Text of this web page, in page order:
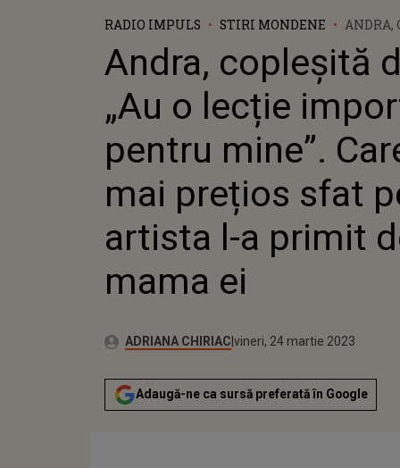
RADIO IMPULS STIRI MONDENE
ANDRA,
PENTRU
L-A
Andra, copleșită
„Au o lecție
pentru mine”.
mai prețios sfat
artista l-a primit
mama ei
Autor:ADRIANA CHIRIACPublicat:
vineri, 24 martie 2023
Actualizat:
vineri, 24 martie 2023
Adaugă-ne ca sursă preferată în Google